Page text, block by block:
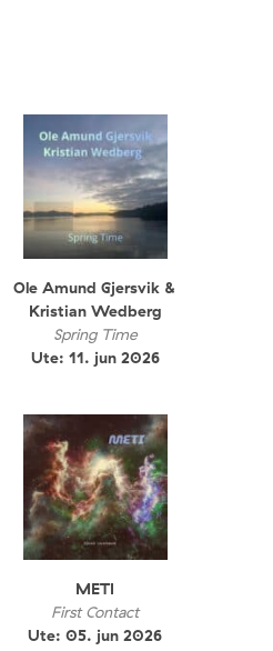
Ole Amund Gjersvik &
Kristian Wedberg
Spring Time
Ute: 11. jun 2026
METI
First Contact
Ute: 05. jun 2026